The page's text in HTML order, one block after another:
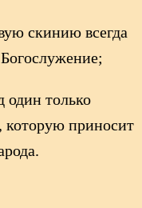
скинию всегда
один только
которую приносит